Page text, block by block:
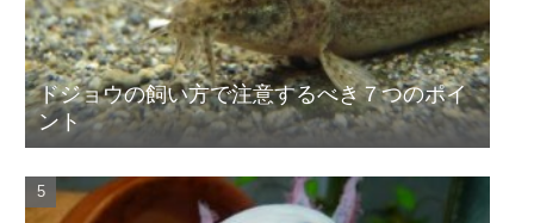
ドジョウの飼い方で注意するべき７つのポイ
ント